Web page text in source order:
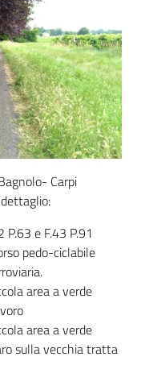
Carpi
e F.43 P.91
pedo-ciclabile
area a verde
area a verde
sulla vecchia tratta